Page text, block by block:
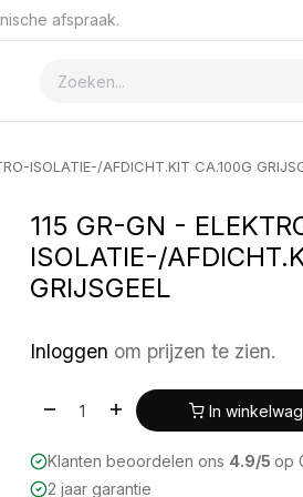
afspraak.
ISOLATIE-/AFDICHT.KIT CA.100G
115 GR-GN -
ISOLATIE-/
GRIJSGEEL
Inloggen om prijzen te zien.
In
Klanten beoordelen ons 4.9/5 op
2 jaar garantie